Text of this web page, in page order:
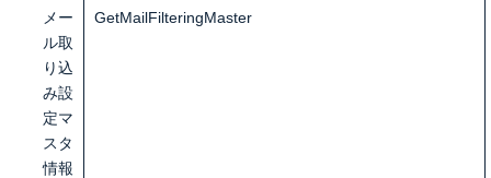
メー
ル取
り込
み設
定マ
スタ
情報
GetMailFilteringMaster